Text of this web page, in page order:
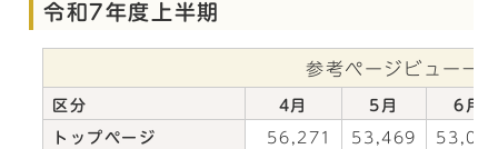
令和7年度上半期
参考ページビュー一
区分 4月 5月 6月
トップページ 56,271 53,469